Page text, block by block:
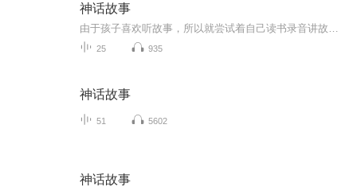
神话故事
25 935
神话故事
51 5602
神话故事